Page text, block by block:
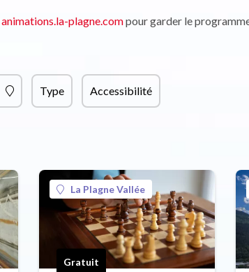
animations.la-plagne.compour garder le
Type Accessibilité
La Plagne Vallée
Gratuit